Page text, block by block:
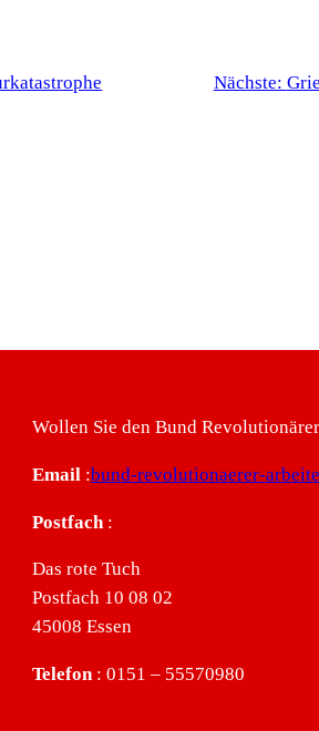
Nächste:
Wollen Sie den Bund
Email:bund-revolutionaerer-
Postfach:
Das rote Tuch
Postfach 10 08 02
45008 Essen
Telefon: 0151 – 55570980